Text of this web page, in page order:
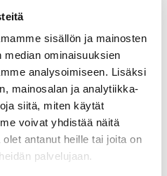
sisällön ja mainosten
median ominaisuuksien
analysoimiseen. Lisäksi
mainosalan ja analytiikka-
siitä, miten käytät
voivat yhdistää näitä
antanut heille tai joita on
palvelujaan.
alueen aiotun
suonpohjan käytössä
suunnittelu on haastavaa
tai käyttötarpeiden
apua suunnitteluun ja
esimerkiksi
tai paikalliset